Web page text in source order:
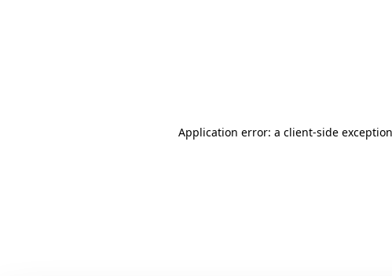
Application error: a client-side